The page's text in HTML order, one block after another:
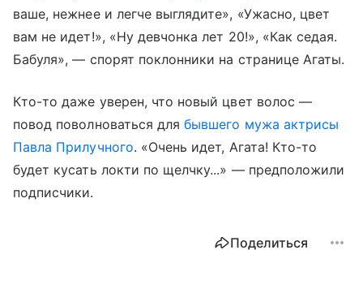
ваше, нежнее и легче выглядите», «Ужасно, цвет
вам не идет!», «Ну девчонка лет 20!», «Как седая.
Бабуля», — спорят поклонники на странице Агаты.
Кто-то даже уверен, что новый цвет волос —
повод поволноваться длябывшего мужа актрисы
Павла Прилучного. «Очень идет, Агата! Кто-то
будет кусать локти по щелчку...» — предположили
подписчики.
Поделиться